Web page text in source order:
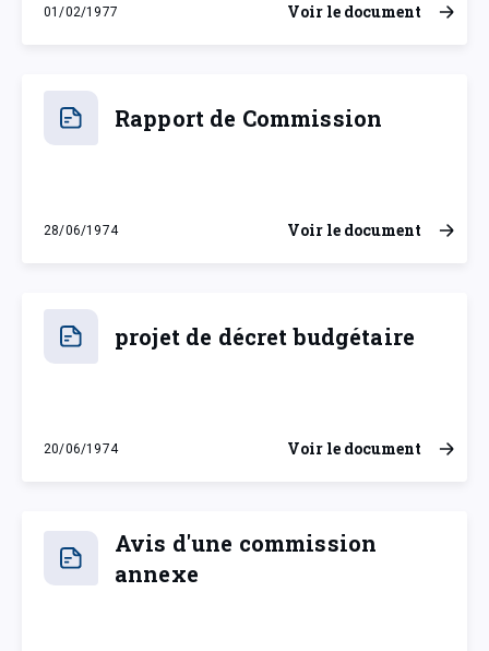
01/02/1977
mardi 1 février 1977
Voir le document
Rapport de Commission
28/06/1974
vendredi 28 juin 1974
Voir le document
projet de décret budgétaire
20/06/1974
jeudi 20 juin 1974
Voir le document
Avis d'une commission
annexe